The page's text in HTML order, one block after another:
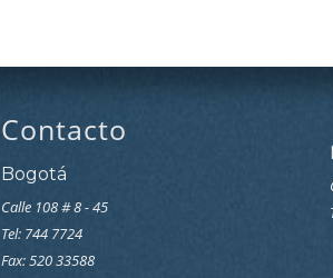
Contacto
Bogotá
Calle 108 # 8 - 45
Tel: 744 7724
Fax: 520 33588